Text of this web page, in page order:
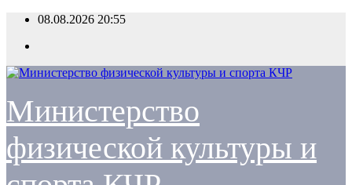
Перейти
содержимому
08.08.2026 20:55
Министерство
физической культуры и